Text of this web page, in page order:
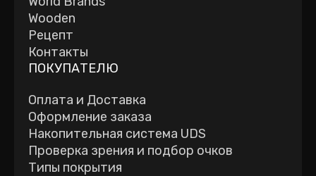
Wooden
Рецепт
Контакты
ПОКУПАТЕЛЮ
Оплата и Доставка
Оформление заказа
Накопительная система UDS
Проверка зрения и подбор очков
Типы покрытия